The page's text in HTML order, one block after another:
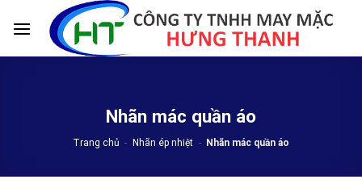
Nhãn mác quần áo
Trang chủ - Nhãn ép nhiệt - Nhãn mác quần áo